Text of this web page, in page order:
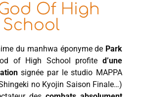
Of High
School
du manhwa éponyme de Park
of High School profite d’une
signée par le studio MAPPA
no Kyojin Saison Finale…)